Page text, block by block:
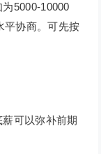
5000-10000
平协商。可先按
可以弥补前期